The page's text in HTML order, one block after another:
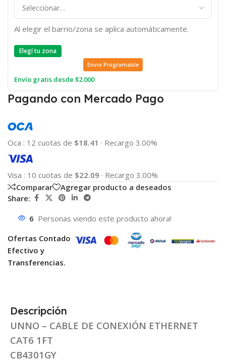
Al elegir el barrio/zona se aplica automáticamente.
Elegí tu zona
Envio Programable
Envío gratis desde $2.000
Pagando con Mercado Pago
Oca : 12 cuotas de $18.41 · Recargo 3.00%
Visa : 10 cuotas de $22.09 · Recargo 3.00%
Comparar
Agregar producto a deseados
Share:
6 Personas viendo este producto ahora!
Ofertas Contado
Efectivo y
Transferencias.
Descripción
UNNO – CABLE DE CONEXIÓN ETHERNET
CAT6 1FT
CB4301GY